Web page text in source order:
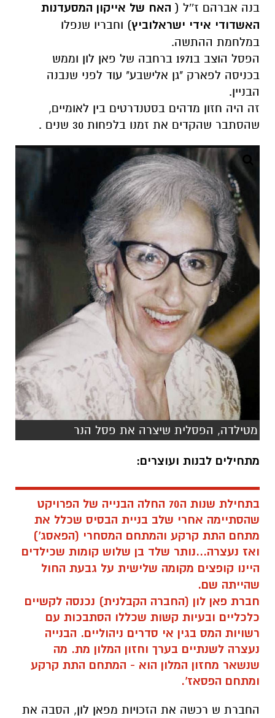
בנה אברהם ז''ל ( האח של אייקון המסעדנות
האשדודי אידי ישראלוביץ) וחבריו שנפלו
במלחמת ההתשה.
הפסל הוצב ב1971 ברחבה של פאן לון וממש
בכניסה לפארק "גן אלישבע" עוד לפני שנבנה
הבניין.
זה היה חזון מדהים בסטנדרטים בין לאומיים,
שהסתבר שהקדים את זמנו בלפחות 30 שנים .
מטילדה, הפסלית שיצרה את פסל הנר
מתחילים לבנות ועוצרים:
בתחילת שנות ה70 החלה הבנייה של הפרויקט
שהסתיימה אחרי שלב בניית הבסיס שכלל את
מתחם התת קרקע והמתחם המסחרי (הפאסג')
ואז נעצרה...נותר שלד בן שלוש קומות שכילדים
היינו קופצים מקומה שלישית על גבעת החול
שהייתה שם.
חברת פאן לון (החברה הקבלנית) נכנסה לקשיים
כלכליים ובעיות קשות שכללו הסתבכות עם
רשויות המס בגין אי סדרים ניהוליים. הבנייה
נעצרה לשנתיים בערך וחזון המלון מת. מה
שנשאר מחזון המלון הוא - המתחם התת קרקע
ומתחם הפסאז'.
החברת ש רכשה את הזכויות מפאן לון, הסבה את